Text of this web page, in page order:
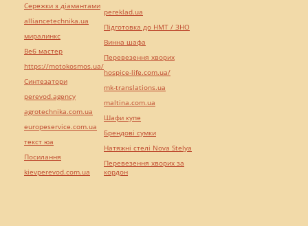
Сережки з діамантами
alliancetechnika.ua
миралинкс
Веб мастер
https://motokosmos.ua/
Синтезатори
perevod.agency
agrotechnika.com.ua
europeservice.com.ua
текст юа
Посилання
kievperevod.com.ua
pereklad.ua
Підготовка до НМТ / ЗНО
Винна шафа
Перевезення хворих
hospice-life.com.ua/
mk-translations.ua
maltina.com.ua
Шафи купе
Брендові сумки
Натяжні стелі Nova Stelya
Перевезення хворих за
кордон